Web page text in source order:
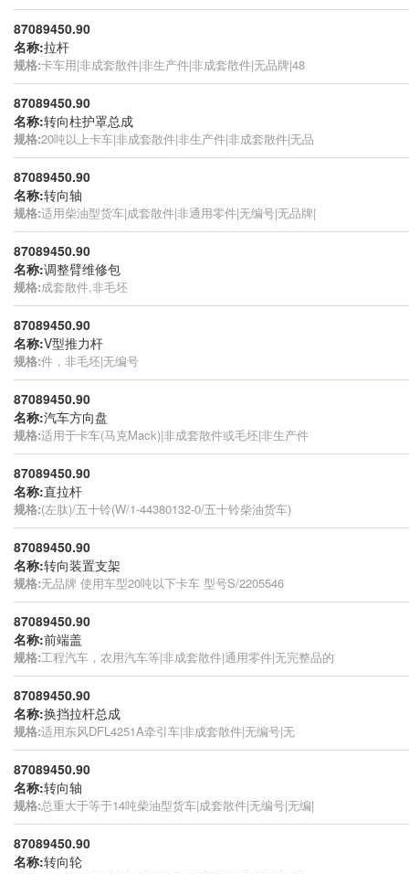
87089450.90
名称:拉杆
规格:卡车用|非成套散件|非生产件|非成套散件|无品牌|48
87089450.90
名称:转向柱护罩总成
规格:20吨以上卡车|非成套散件|非生产件|非成套散件|无品
87089450.90
名称:转向轴
规格:适用柴油型货车|成套散件|非通用零件|无编号|无品牌|
87089450.90
名称:调整臂维修包
规格:成套散件,非毛坯
87089450.90
名称:V型推力杆
规格:件，非毛坯|无编号
87089450.90
名称:汽车方向盘
规格:适用于卡车(马克Mack)|非成套散件或毛坯|非生产件
87089450.90
名称:直拉杆
规格:(左肽)/五十铃(W/1-44380132-0/五十铃柴油货车)
87089450.90
名称:转向装置支架
规格:无品牌 使用车型20吨以下卡车 型号S/2205546
87089450.90
名称:前端盖
规格:工程汽车，农用汽车等|非成套散件|通用零件|无完整品的
87089450.90
名称:换挡拉杆总成
规格:适用东风DFL4251A牵引车|非成套散件|无编号|无
87089450.90
名称:转向轴
规格:总重大于等于14吨柴油型货车|成套散件|无编号|无编|
87089450.90
名称:转向轮